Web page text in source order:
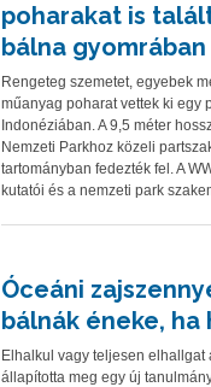
poharakat is
bálna gyomrában
Rengeteg szemetet, egyebek
műanyag poharat vettek ki egy
Indonéziában. A 9,5 méter
Nemzeti Parkhoz közeli
tartományban fedezték fel. A
kutatói és a nemzeti park
Óceáni
bálnák éneke,
Elhalkul vagy teljesen
állapította meg egy új